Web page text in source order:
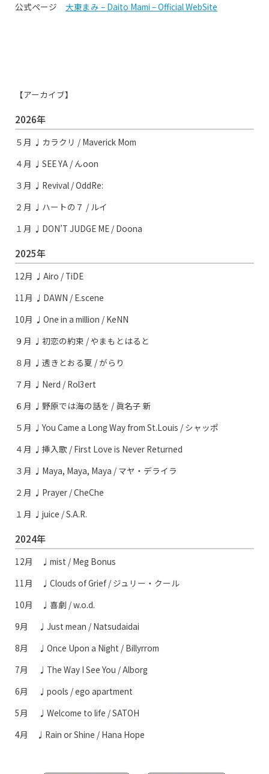
公式ページ 大東まみ – Daito Mami – Official WebSite
【アーカイブ】
2026年
５月 ♩カラクリ / Maverick Mom
４月 ♩SEE YA / んoon
３月 ♩Revival / OddRe:
２月 ♩ハートの７ / ルイ
１月 ♩DON’T JUDGE ME / Doona
2025年
12月 ♩Airo / TiDE
11月 ♩DAWN / E.scene
10月 ♩One in a million / KeNN
９月 ♩初恋の約束 / やまもとはると
８月 ♩透きとおる夏 / がらり
７月 ♩Nerd / Rol3ert
６月 ♩野原では海の話を / 眞名子 新
５月 ♩You Came a Long Way from St.Louis / シャッポ
４月 ♩挿入歌 / First Love is Never Returned
３月 ♩Maya, Maya, Maya / マヤ・デライラ
２月 ♩Prayer / CheChe
１月 ♩juice / S.A.R.
2024年
12月 ♩mist / Meg Bonus
11月 ♩Clouds of Grief / ジュリー・クール
10月 ♩喜劇 / w.o.d.
9月 ♩Just mean / Natsudaidai
8月 ♩Once Upon a Night / Billyrrom
7月 ♩The Way I See You / Alborg
6月 ♩pools / ego apartment
5月 ♩Welcome to life / SATOH
4月 ♩Rain or Shine / Hana Hope